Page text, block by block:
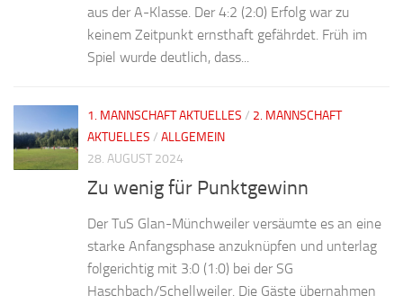
aus der A-Klasse. Der 4:2 (2:0) Erfolg war zu
keinem Zeitpunkt ernsthaft gefährdet. Früh im
Spiel wurde deutlich, dass...
1. MANNSCHAFT AKTUELLES / 2. MANNSCHAFT
AKTUELLES / ALLGEMEIN
28. AUGUST 2024
Zu wenig für Punktgewinn
Der TuS Glan-Münchweiler versäumte es an eine
starke Anfangsphase anzuknüpfen und unterlag
folgerichtig mit 3:0 (1:0) bei der SG
Haschbach/Schellweiler. Die Gäste übernahmen